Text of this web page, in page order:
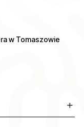
w Tomaszowie